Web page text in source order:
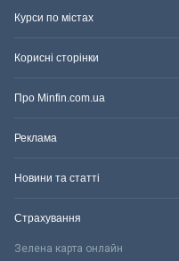
Курси по містах
Корисні сторінки
Про Minfin.com.ua
Реклама
Новини та статті
Страхування
Зелена карта онлайн